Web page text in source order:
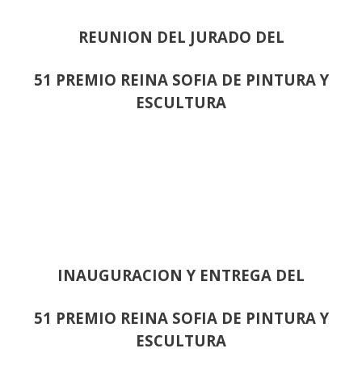
REUNION DEL JURADO DEL
51 PREMIO REINA SOFIA DE PINTURA Y
ESCULTURA
INAUGURACION Y ENTREGA DEL
51 PREMIO REINA SOFIA DE PINTURA Y
ESCULTURA